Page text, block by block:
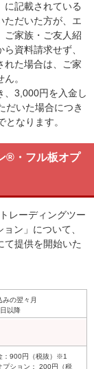
に記載されている
ただいた方が、エ
ご家族・ご友人紹
資料請求せず、
れた場合は、ご家
。
、3,000円を入金し
だいた場合につき
なります。
®・フル板オプ
レーディングツー
ン」について、
て提供を開始いた
みの翌々月
以降
：900円（税抜）※1
プション： 200円（税